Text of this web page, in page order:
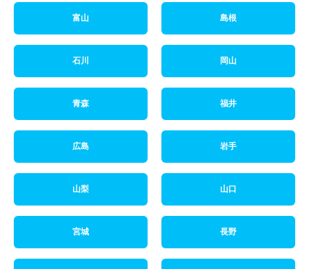
富山 島根
石川 岡山
青森 福井
広島 岩手
山梨 山口
宮城 長野